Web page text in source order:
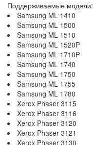
Поддерживаемые модели:
Samsung ML 1410
Samsung ML 1500
Samsung ML 1510
Samsung ML 1520P
Samsung ML 1710P
Samsung ML 1740
Samsung ML 1750
Samsung ML 1755
Samsung ML 1780
Xerox Phaser 3115
Xerox Phaser 3116
Xerox Phaser 3120
Xerox Phaser 3121
Xerox Phaser 3130